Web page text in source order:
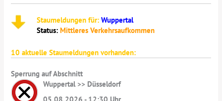
Staumeldungen für:Wuppertal
Status: Mittleres Verkehrsaufkommen
10 aktuelle Staumeldungen vorhanden:
Sperrung auf Abschnitt
Wuppertal >> Düsseldorf